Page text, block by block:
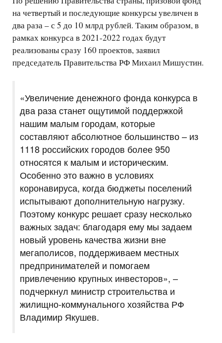
на четвертый и последующие конкурсы увеличен в
два раза – с 5 до 10 млрд рублей. Таким образом, в
рамках конкурса в 2021-2022 годах будут
реализованы сразу 160 проектов, заявил
председатель Правительства РФ Михаил Мишустин.
«Увеличение денежного фонда конкурса в
два раза станет ощутимой поддержкой
нашим малым городам, которые
составляют абсолютное большинство – из
1118 российских городов более 950
относятся к малым и историческим.
Особенно это важно в условиях
коронавируса, когда бюджеты поселений
испытывают дополнительную нагрузку.
Поэтому конкурс решает сразу несколько
важных задач: благодаря ему мы задаем
новый уровень качества жизни вне
мегаполисов, поддерживаем местных
предпринимателей и помогаем
привлечению крупных инвесторов», –
подчеркнул министр строительства и
жилищно-коммунального хозяйства РФ
Владимир Якушев.